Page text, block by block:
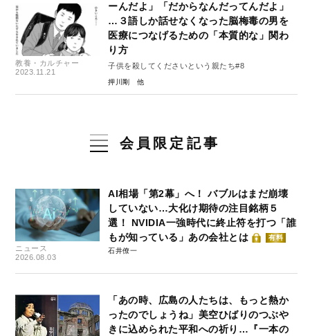
教養・カルチャー
2023.11.21
ーんだよ」「だからなんだってんだよ」
…３語しか話せなくなった脳梅毒の男を
医療につなげるための「本質的な」関わ
り方
子供を殺してくださいという親たち#8
押川剛
会員限定記事
ニュース
2026.08.03
AI相場「第2幕」へ！ バブルはまだ崩壊
していない…大化け期待の注目銘柄５
選！ NVIDIA一強時代に終止符を打つ「誰
もが知っている」あの会社とは
有料
石井僚一
「あの時、広島の人たちは、もっと熱か
ったのでしょうね」美空ひばりのつぶや
きに込められた平和への祈り…『一本の